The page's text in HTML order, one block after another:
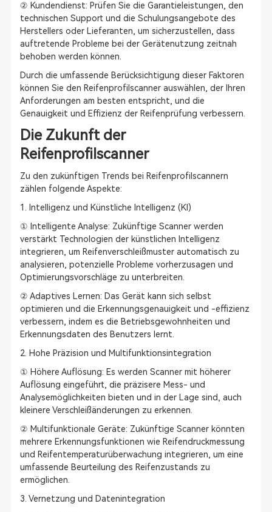
② Kundendienst: Prüfen Sie die Garantieleistungen, den
technischen Support und die Schulungsangebote des
Herstellers oder Lieferanten, um sicherzustellen, dass
auftretende Probleme bei der Gerätenutzung zeitnah
behoben werden können.
Durch die umfassende Berücksichtigung dieser Faktoren
können Sie den Reifenprofilscanner auswählen, der Ihren
Anforderungen am besten entspricht, und die
Genauigkeit und Effizienz der Reifenprüfung verbessern.
Die Zukunft der
Reifenprofilscanner
Zu den zukünftigen Trends bei Reifenprofilscannern
zählen folgende Aspekte:
1. Intelligenz und Künstliche Intelligenz (KI)
① Intelligente Analyse: Zukünftige Scanner werden
verstärkt Technologien der künstlichen Intelligenz
integrieren, um Reifenverschleißmuster automatisch zu
analysieren, potenzielle Probleme vorherzusagen und
Optimierungsvorschläge zu unterbreiten.
② Adaptives Lernen: Das Gerät kann sich selbst
optimieren und die Erkennungsgenauigkeit und -effizienz
verbessern, indem es die Betriebsgewohnheiten und
Erkennungsdaten des Benutzers lernt.
2. Hohe Präzision und Multifunktionsintegration
① Höhere Auflösung: Es werden Scanner mit höherer
Auflösung eingeführt, die präzisere Mess- und
Analysemöglichkeiten bieten und in der Lage sind, auch
kleinere Verschleißänderungen zu erkennen.
② Multifunktionale Geräte: Zukünftige Scanner könnten
mehrere Erkennungsfunktionen wie Reifendruckmessung
und Reifentemperaturüberwachung integrieren, um eine
umfassende Beurteilung des Reifenzustands zu
ermöglichen.
3. Vernetzung und Datenintegration